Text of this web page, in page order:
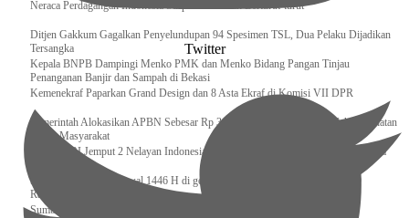
Neraca Perdagangan Indonesia Surplus 58 Bulan Berturut-turut
Ditjen Gakkum Gagalkan Penyelundupan 94 Spesimen TSL, Dua Pelaku Dijadikan
Tersangka
Kepala BNPB Dampingi Menko PMK dan Menko Bidang Pangan Tinjau
Penanganan Banjir dan Sampah di Bekasi
Kemenekraf Paparkan Grand Design dan 8 Asta Ekraf di Komisi VII DPR
Pemerintah Alokasikan APBN Sebesar Rp 3,4 Triliun untuk Program Cek Kesehatan
Gratis Masyarakat
Bakamla RI Jemput 2 Nelayan Indonesia di Perbatasan Terluar Indonesia Malaysia
Sidang Isbat Awal Syawal 1446 H di gelar oleh Kementerian Agama pada 29
Ramadan
Sumber Daya Adalah Tantangan Penanganan Darurat Bencana di Daerah
Twitter